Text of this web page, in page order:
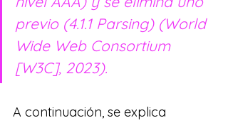
previo (4.1.1 Parsing) (World
Wide Web Consortium
[W3C], 2023).
A continuación, se explica